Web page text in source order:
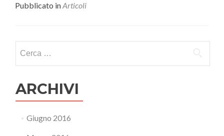
d
Pubblicato inArticoli
per:
ARCHIVI
Giugno 2016